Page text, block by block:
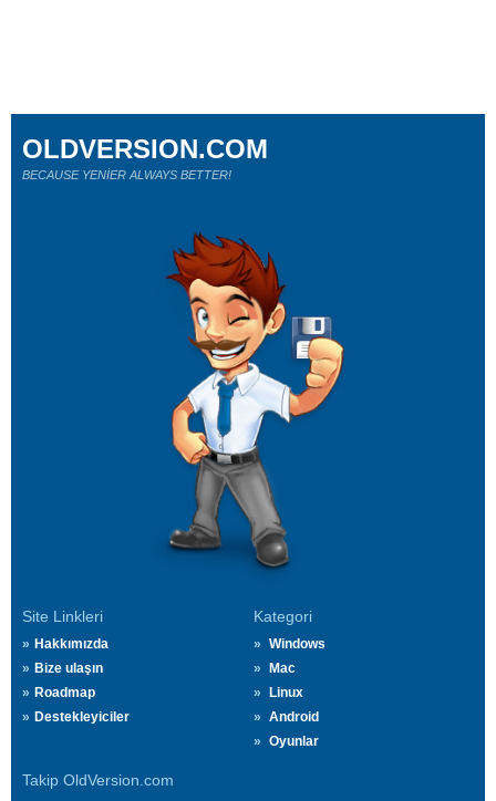
Site Linkleri
Hakkımızda
Bize ulaşın
Roadmap
Destekleyiciler
Kategori
Windows
Mac
Linux
Android
Oyunlar
Takip OldVersion.com
OLDVERSION.COM
BECAUSE YENİER ALWAYS BETTER!